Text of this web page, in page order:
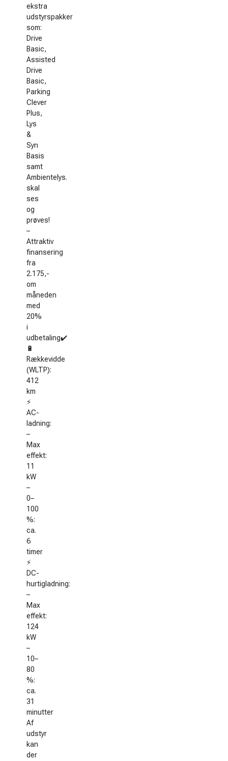
ekstra
udstyrspakker
som:
Drive
Basic,
Assisted
Drive
Basic,
Parking
Clever
Plus,
Lys
&
Syn
Basis
samt
Ambientelys.
skal
ses
og
prøves!
–
Attraktiv
finansering
fra
2.175,-
om
måneden
med
20%
i
udbetaling✔️
🔋
Rækkevidde
(WLTP):
412
km
⚡
AC-
ladning:
–
Max
effekt:
11
kW
–
0–
100
%:
ca.
6
timer
⚡
DC-
hurtigladning:
–
Max
effekt:
124
kW
–
10–
80
%:
ca.
31
minutter
Af
udstyr
kan
der